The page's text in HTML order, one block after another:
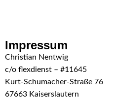
Impressum
Christian Nentwig
c/o flexdienst – #11645
Kurt-Schumacher-Straße 76
67663 Kaiserslautern